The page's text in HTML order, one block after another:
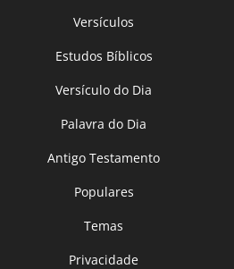
Versículos
Estudos Bíblicos
Versículo do Dia
Palavra do Dia
Antigo Testamento
Populares
Temas
Privacidade